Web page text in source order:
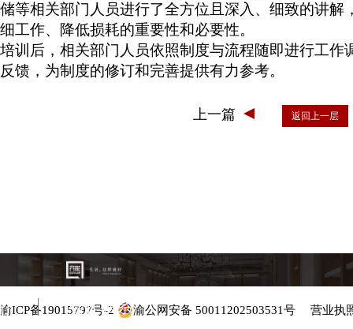
储等相关部门人员进行了全方位且深入、细致的讲
细工作、降低损耗的重要性和必要性。
培训后，相关部门人员依照制度与流程随即进行工
反馈，为制度的修订和完善提供有力参考。
上一篇 返回上一层
合作联系
渝ICP备19015797号-2 渝公网安备 50011202503531号 营业执